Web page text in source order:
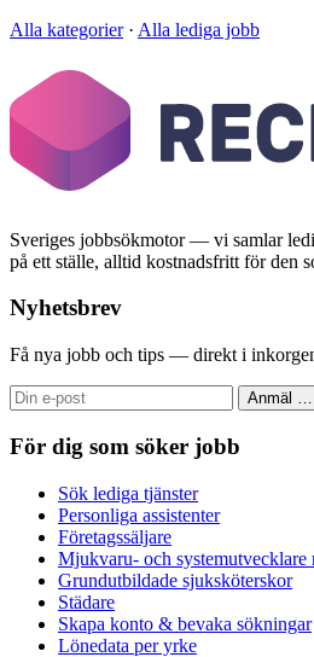
Alla kategorier· Alla lediga jobb
Sveriges jobbsökmotor — vi samlar
på ett ställe, alltid kostnadsfritt för den
Nyhetsbrev
Få nya jobb och tips — direkt i
Anmäl …
För dig som söker jobb
Sök lediga tjänster
Personliga assistenter
Företagssäljare
Mjukvaru- och systemutvecklare
Grundutbildade sjuksköterskor
Städare
Skapa konto & bevaka sökningar
Lönedata per yrke